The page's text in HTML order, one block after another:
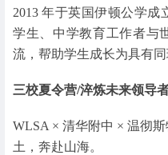
2013 年于英国伊顿公学成
学生、中学教育工作者与
流，帮助学生成长为具有
三校夏令营/淬炼未来领导
WLSA × 清华附中 × 温彻
土，奔赴山海。